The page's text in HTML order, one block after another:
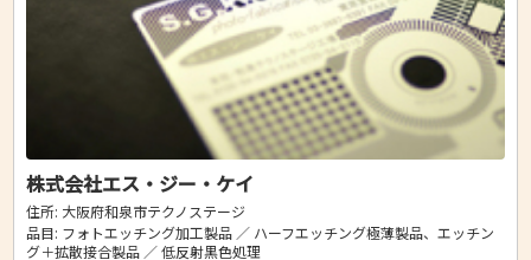
株式会社エス・ジー・ケイ
住所: 大阪府和泉市テクノステージ
品目: フォトエッチング加工製品 ／ ハーフエッチング極薄製品、エッチン
グ＋拡散接合製品 ／ 低反射黒色処理